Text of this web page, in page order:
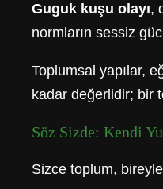
Guguk kuşu olayı,
normların sessiz
Toplumsal yapılar,
kadar değerlidir; bir
Söz Sizde: Kendi
Sizce toplum,